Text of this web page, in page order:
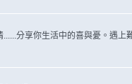
分享你生活中的喜與憂。遇上